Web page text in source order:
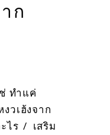
ก
ทำแค่
วเฮ้งจาก
ไร / เสริม